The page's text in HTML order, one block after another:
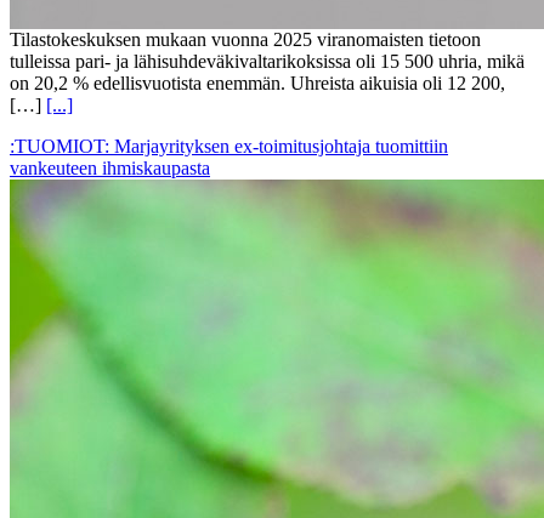
Tilastokeskuksen mukaan vuonna 2025 viranomaisten tietoon
tulleissa pari- ja lähisuhdeväkivaltarikoksissa oli 15 500 uhria, mikä
on 20,2 % edellisvuotista enemmän. Uhreista aikuisia oli 12 200,
[…] [...]
:TUOMIOT: Marjayrityksen ex-toimitusjohtaja tuomittiin
vankeuteen ihmiskaupasta